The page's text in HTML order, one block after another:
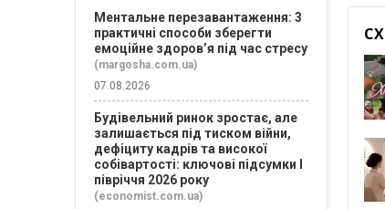
Ментальне перезавантаження: 3
практичні способи зберегти
емоційне здоров’я під час стресу
(margosha.com.ua)
07.08.2026
Будівельний ринок зростає, але
залишається під тиском війни,
дефіциту кадрів та високої
собівартості: ключові підсумки І
півріччя 2026 року
(economist.com.ua)